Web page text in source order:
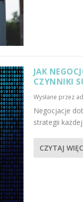
JAK
CZYNNIKI
Wysłane przez
Negocjacje
strategii
CZYTAJ